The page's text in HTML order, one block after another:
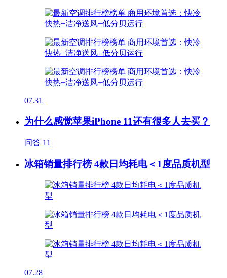
07.31
为什么感觉苹果iPhone 11还有很多人去买？
问答 11
冰箱销量排行榜 4款日均耗电＜1度品质机型
07.28